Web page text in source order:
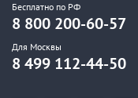
Бесплатно по РФ
8 800 200-60-57
Для Москвы
8 499 112-44-50